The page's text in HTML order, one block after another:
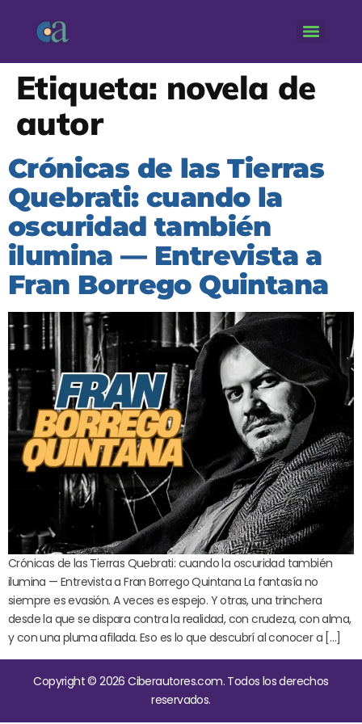
Etiqueta: novela de
autor
Crónicas de las Tierras
Quebrati: cuando la
oscuridad también
ilumina — Entrevista a
Fran Borrego Quintana
Crónicas de las Tierras Quebrati: cuando la oscuridad también
ilumina — Entrevista a Fran Borrego Quintana La fantasía no
siempre es evasión. A veces es espejo. Y otras, una trinchera
desde la que se dispara contra la realidad, con crudeza, con alma,
y con una pluma afilada. Eso es lo que descubrí al conocer a […]
Copyright © 2026 Ciberautores.com. Todos los derechos
reservados.